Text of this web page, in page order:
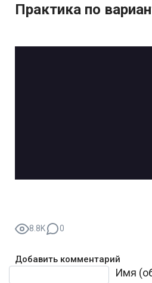
Практика по
8.8K 0
Добавить комментарий
Имя
Текст комментария